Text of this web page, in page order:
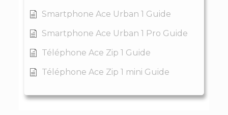
Smartphone Ace Urban 1 Guide
Smartphone Ace Urban 1 Pro Guide
Téléphone Ace Zip 1 Guide
Téléphone Ace Zip 1 mini Guide